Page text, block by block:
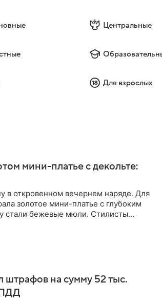
Центральные
Для взрослых
мини-платье с декольте:
в откровенном вечернем наряде. Для
золотое мини-платье с глубоким
стали бежевые мюли. Стилисты
на сумму 52 тыс.
ПДД